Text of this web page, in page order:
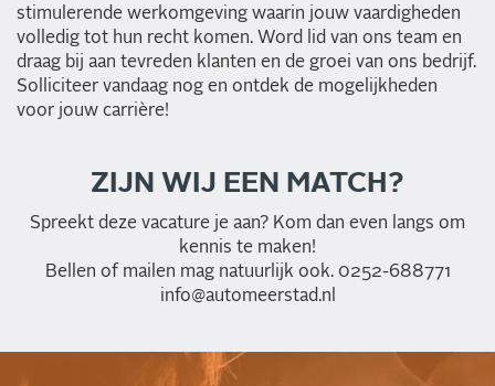
stimulerende werkomgeving waarin jouw vaardigheden
volledig tot hun recht komen. Word lid van ons team en
draag bij aan tevreden klanten en de groei van ons bedrijf.
Solliciteer vandaag nog en ontdek de mogelijkheden
voor jouw carrière!
ZIJN WIJ EEN MATCH?
Spreekt deze vacature je aan? Kom dan even langs om
kennis te maken!
Bellen of mailen mag natuurlijk ook. 0252-688771
info@automeerstad.nl